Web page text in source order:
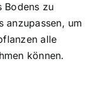
Bodens zu
anzupassen, um
alle
können.